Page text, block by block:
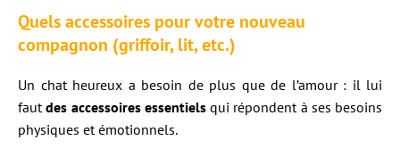
Quels accessoires pour votre nouveau
compagnon (griffoir, lit, etc.)
Un chat heureux a besoin de plus que de l’amour : il lui
fautdes accessoires essentielsqui répondent à ses besoins
physiques et émotionnels.